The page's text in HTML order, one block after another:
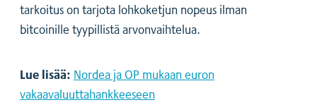
tarkoitus on tarjota lohkoketjun nopeus ilman
bitcoinille tyypillistä arvonvaihtelua.
Lue lisää: Nordea ja OP mukaan euron
vakaavaluuttahankkeeseen